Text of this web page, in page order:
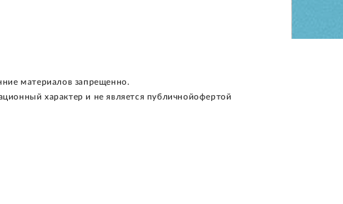
материалов запрещенно.
характер и не является публичнойофертой